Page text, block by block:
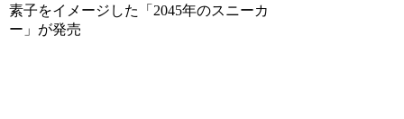
素子をイメージした「2045年のスニーカ
ー」が発売